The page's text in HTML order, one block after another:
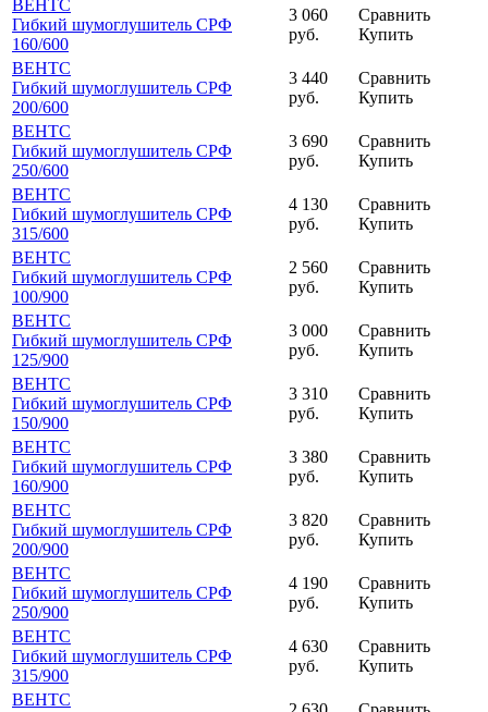
ВЕНТС
Гибкий шумоглушитель СРФ
160/600
3 060
руб.
Сравнить
Купить
ВЕНТС
Гибкий шумоглушитель СРФ
200/600
3 440
руб.
Сравнить
Купить
ВЕНТС
Гибкий шумоглушитель СРФ
250/600
3 690
руб.
Сравнить
Купить
ВЕНТС
Гибкий шумоглушитель СРФ
315/600
4 130
руб.
Сравнить
Купить
ВЕНТС
Гибкий шумоглушитель СРФ
100/900
2 560
руб.
Сравнить
Купить
ВЕНТС
Гибкий шумоглушитель СРФ
125/900
3 000
руб.
Сравнить
Купить
ВЕНТС
Гибкий шумоглушитель СРФ
150/900
3 310
руб.
Сравнить
Купить
ВЕНТС
Гибкий шумоглушитель СРФ
160/900
3 380
руб.
Сравнить
Купить
ВЕНТС
Гибкий шумоглушитель СРФ
200/900
3 820
руб.
Сравнить
Купить
ВЕНТС
Гибкий шумоглушитель СРФ
250/900
4 190
руб.
Сравнить
Купить
ВЕНТС
Гибкий шумоглушитель СРФ
315/900
4 630
руб.
Сравнить
Купить
ВЕНТС